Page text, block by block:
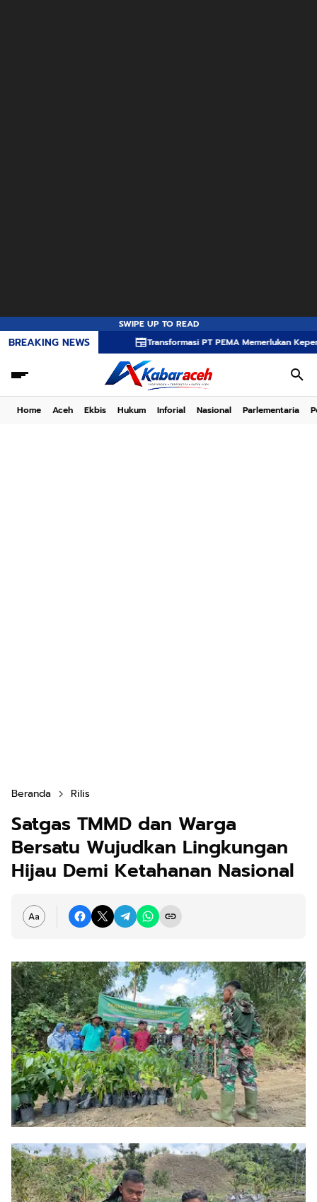
SWIPE UP TO READ
BREAKING NEWS Transformasi PT PEMA Memerlukan
Home Aceh Ekbis Hukum Inforial Nasional Parlementaria
Beranda Rilis
Satgas TMMD dan Warga
Bersatu Wujudkan Lingkungan
Hijau Demi Ketahanan Nasional